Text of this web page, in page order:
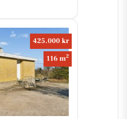
425.000 kr
116 m2